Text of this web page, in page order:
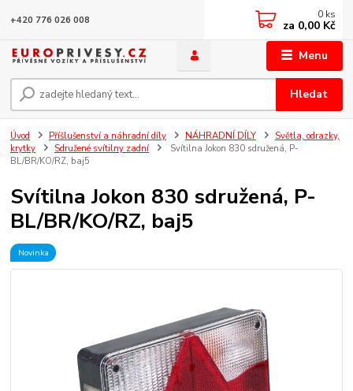
Menu
Hledat
+420 776 026 008 0 ks
za 0,00 Kč
Úvod Příšlušenství a náhradní díly NÁHRADNÍ DÍLY
Světla, odrazky,
krytky
Sdružené svítilny zadní
Svítilna Jokon 830 sdružená, P-
BL/BR/KO/RZ, baj5
Svítilna Jokon 830 sdružená, P-
BL/BR/KO/RZ, baj5
Novinka